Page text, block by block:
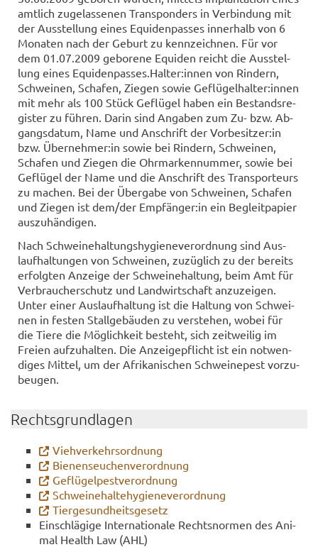
amt­lich zu­ge­las­se­nen Trans­pon­ders in Ver­bin­dung mit
der Aus­stel­lung eines Equi­den­pas­ses in­ner­halb von 6
Mo­na­ten nach der Ge­burt zu kenn­zeich­nen. Für vor
dem 01.07.2009 ge­bo­re­ne Equi­den reicht die Aus­stel­
lung eines Equi­den­pas­ses.Hal­ter:innen von Rin­dern,
Schwei­nen, Scha­fen, Zie­gen sowie Ge­flü­gel­hal­ter:innen
mit mehr als 100 Stück Ge­flü­gel haben ein Be­stands­re­
gis­ter zu füh­ren. Darin sind An­ga­ben zum Zu- bzw. Ab­
gangs­da­tum, Name und An­schrift der Vor­be­sit­zer:in
bzw. Über­neh­mer:in sowie bei Rin­dern, Schwei­nen,
Scha­fen und Zie­gen die Ohr­mar­ken­num­mer, sowie bei
Ge­flü­gel der Name und die An­schrift des Trans­por­teurs
zu ma­chen. Bei der Über­ga­be von Schwei­nen, Scha­fen
und Zie­gen ist dem/der Emp­fän­ger:in ein Be­gleit­pa­pier
aus­zu­hän­di­gen.
Nach Schwei­ne­hal­tungs­hy­gie­ne­ver­ord­nung sind Aus­
lauf­hal­tun­gen von Schwei­nen, zu­züg­lich zu der be­reits
er­folg­ten An­zei­ge der Schwei­ne­hal­tung, beim Amt für
Ver­brau­cher­schutz und Land­wirt­schaft an­zu­zei­gen.
Unter einer Aus­lauf­hal­tung ist die Hal­tung von Schwei­
nen in fes­ten Stall­ge­bäu­den zu ver­ste­hen, wobei für
die Tiere die Mög­lich­keit be­steht, sich zeit­wei­lig im
Frei­en auf­zu­hal­ten. Die An­zei­ge­pflicht ist ein not­wen­
di­ges Mit­tel, um der Afri­ka­ni­schen Schwei­ne­pest vor­zu­
beu­gen.
Rechts­grund­la­gen
Vieh­ver­kehrs­ord­nung
Bienen­seu­chen­ver­ord­nung
Ge­flü­gel­pest­ver­ord­nung
Schwei­ne­halte­hy­gie­ne­ver­ord­nung
Tier­ge­sund­heits­ge­setz
Ein­schlä­gi­ge In­ter­na­tio­na­le Rechts­nor­men des Ani­
mal Health Law (AHL)